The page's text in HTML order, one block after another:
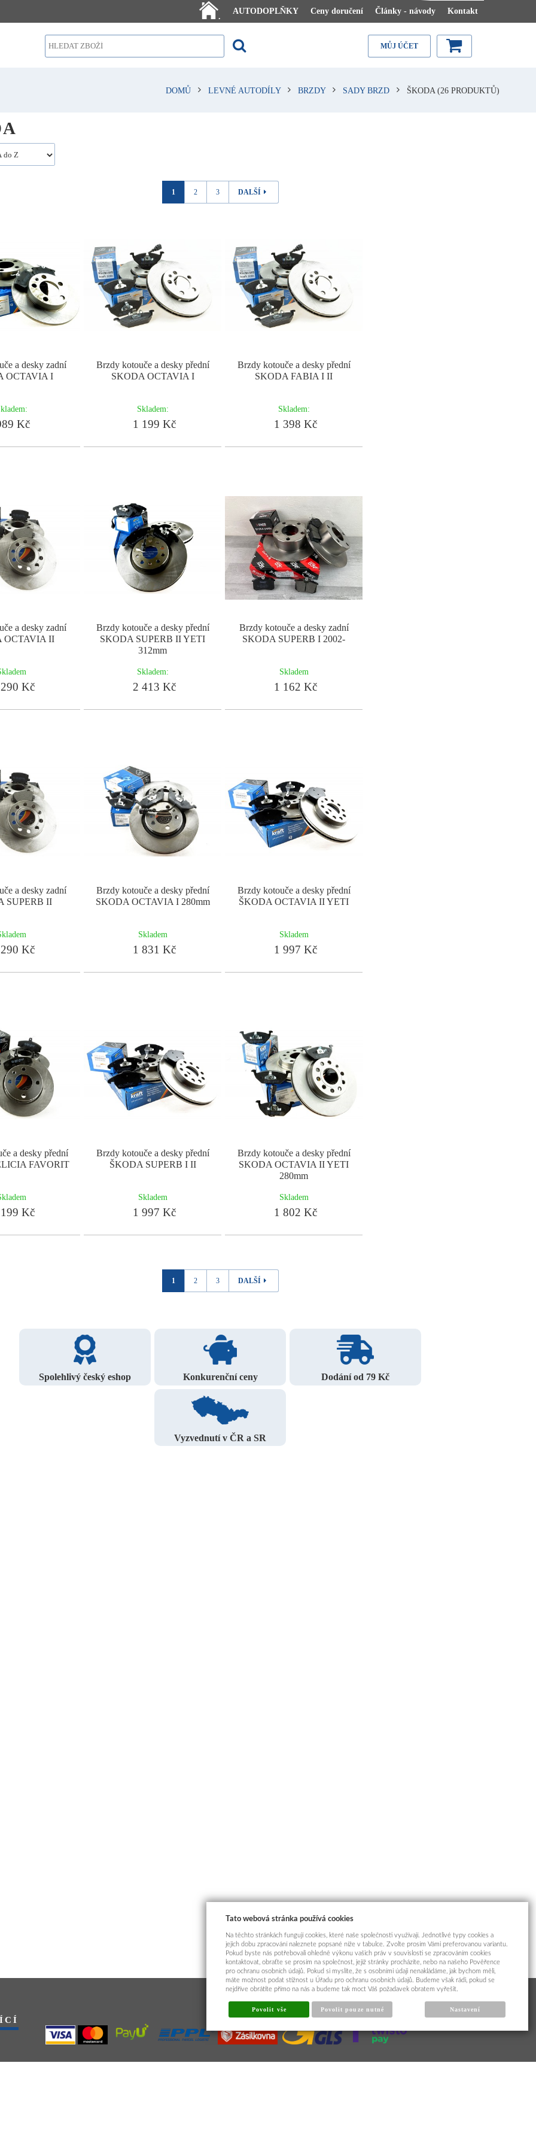
.
AUTODOPLŇKY Ceny doručení Články - návody Kontakt
MŮJ ÚČET
DOMŮ LEVNÉ AUTODÍLY BRZDY SADY BRZD ŠKODA (26 PRODUKTŮ)
1 2 3 DALŠÍ
a desky zadní
OCTAVIA I
Kč
Brzdy kotouče a desky přední
SKODA OCTAVIA I
Skladem:
1 199 Kč
Brzdy kotouče a desky přední
SKODA FABIA I II
Skladem:
1 398 Kč
a desky zadní
OCTAVIA II
Kč
Brzdy kotouče a desky přední
SKODA SUPERB II YETI
312mm
Skladem:
2 413 Kč
Brzdy kotouče a desky zadní
SKODA SUPERB I 2002-
Skladem
1 162 Kč
a desky zadní
SUPERB II
Kč
Brzdy kotouče a desky přední
SKODA OCTAVIA I 280mm
Skladem
1 831 Kč
Brzdy kotouče a desky přední
ŠKODA OCTAVIA II YETI
Skladem
1 997 Kč
a desky přední
FAVORIT
Kč
Brzdy kotouče a desky přední
ŠKODA SUPERB I II
Skladem
1 997 Kč
Brzdy kotouče a desky přední
SKODA OCTAVIA II YETI
280mm
Skladem
1 802 Kč
1 2 3 DALŠÍ
Spolehlivý český eshop Konkurenční ceny Dodání od 79 Kč
Vyzvednutí v ČR a SR
Tato webová stránka používá cookies
Na těchto stránkách fungují cookies, které naše společnosti využívají. Jednotlivé typy cookies a
jejich dobu zpracování naleznete popsané níže v tabulce. Zvolte prosím Vámi preferovanou variantu.
Pokud byste nás potřebovali ohledně výkonu vašich práv v souvislosti se zpracováním cookies
kontaktovat, obraťte se prosím na společnost, jejíž stránky procházíte, nebo na našeho Pověřence
pro ochranu osobních údajů. Pokud si myslíte, že s osobními údaji nenakládáme, jak bychom měli,
máte možnost podat stížnost u Úřadu pro ochranu osobních údajů. Budeme však rádi, pokud se
nejdříve obrátíte přímo na nás a budeme tak moct Váš požadavek obratem vyřešit.
Povolit vše Povolit pouze nutné Nastavení